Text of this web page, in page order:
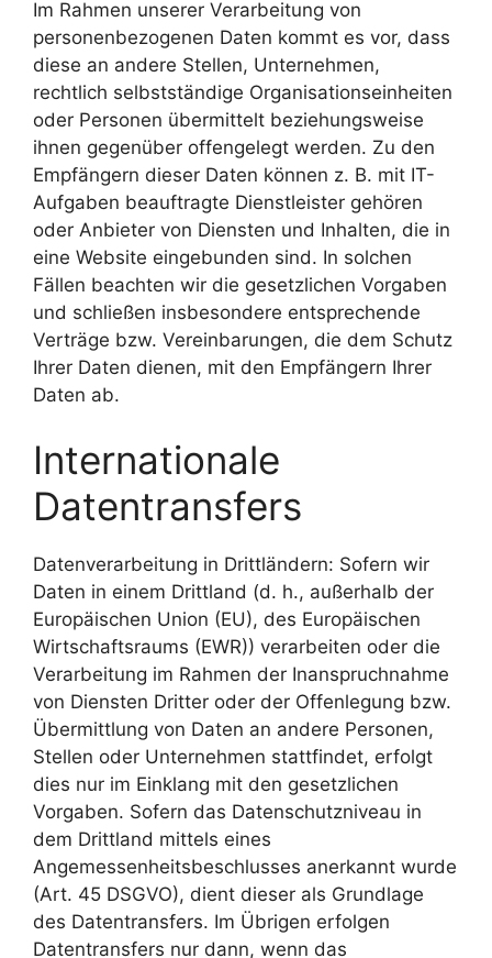
Im Rahmen unserer Verarbeitung von
personenbezogenen Daten kommt es vor, dass
diese an andere Stellen, Unternehmen,
rechtlich selbstständige Organisationseinheiten
oder Personen übermittelt beziehungsweise
ihnen gegenüber offengelegt werden. Zu den
Empfängern dieser Daten können z. B. mit IT-
Aufgaben beauftragte Dienstleister gehören
oder Anbieter von Diensten und Inhalten, die in
eine Website eingebunden sind. In solchen
Fällen beachten wir die gesetzlichen Vorgaben
und schließen insbesondere entsprechende
Verträge bzw. Vereinbarungen, die dem Schutz
Ihrer Daten dienen, mit den Empfängern Ihrer
Daten ab.
Internationale
Datentransfers
Datenverarbeitung in Drittländern: Sofern wir
Daten in einem Drittland (d. h., außerhalb der
Europäischen Union (EU), des Europäischen
Wirtschaftsraums (EWR)) verarbeiten oder die
Verarbeitung im Rahmen der Inanspruchnahme
von Diensten Dritter oder der Offenlegung bzw.
Übermittlung von Daten an andere Personen,
Stellen oder Unternehmen stattfindet, erfolgt
dies nur im Einklang mit den gesetzlichen
Vorgaben. Sofern das Datenschutzniveau in
dem Drittland mittels eines
Angemessenheitsbeschlusses anerkannt wurde
(Art. 45 DSGVO), dient dieser als Grundlage
des Datentransfers. Im Übrigen erfolgen
Datentransfers nur dann, wenn das